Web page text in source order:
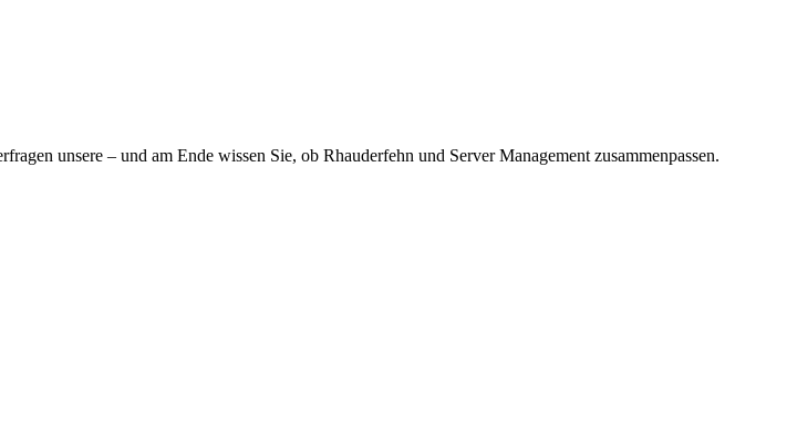
unsere – und am Ende wissen Sie, ob Rhauderfehn und Server Management zusammenpassen.